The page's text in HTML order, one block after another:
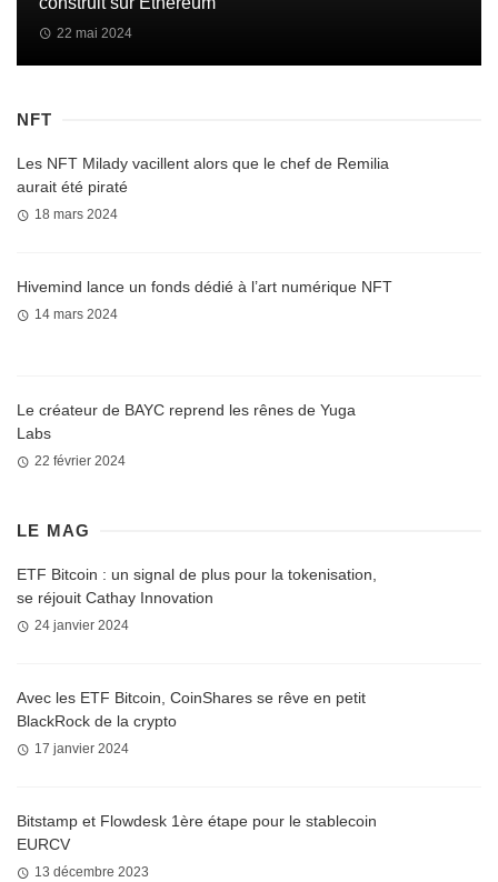
22 mai 2024
NFT
Les NFT Milady vacillent alors que le chef de Remilia
aurait été piraté
18 mars 2024
Hivemind lance un fonds dédié à l’art numérique NFT
14 mars 2024
Le créateur de BAYC reprend les rênes de Yuga
Labs
22 février 2024
LE MAG
ETF Bitcoin : un signal de plus pour la tokenisation,
se réjouit Cathay Innovation
24 janvier 2024
Avec les ETF Bitcoin, CoinShares se rêve en petit
BlackRock de la crypto
17 janvier 2024
Bitstamp et Flowdesk 1ère étape pour le stablecoin
EURCV
13 décembre 2023